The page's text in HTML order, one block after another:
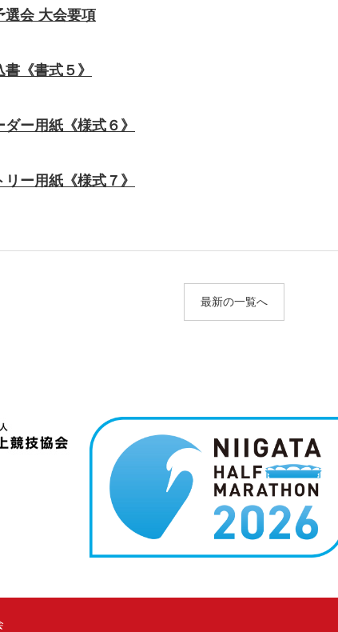
選会 大会要項
《書式５》
ー用紙《様式６》
ー用紙《様式７》
最新の一覧へ